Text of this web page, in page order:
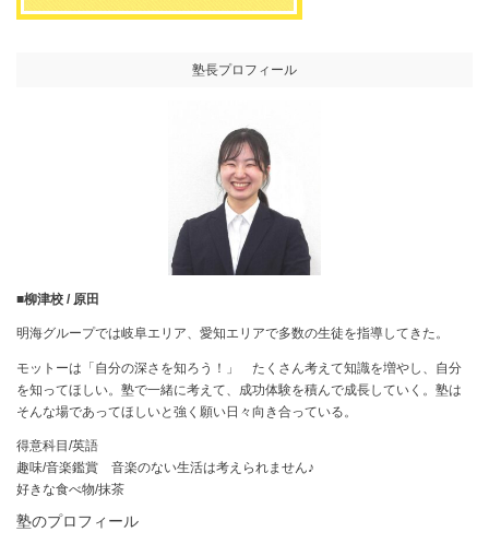
塾長プロフィール
■柳津校 / 原田
明海グループでは岐阜エリア、愛知エリアで多数の生徒を指導してきた。
モットーは「自分の深さを知ろう！」 たくさん考えて知識を増やし、自分
を知ってほしい。塾で一緒に考えて、成功体験を積んで成長していく。塾は
そんな場であってほしいと強く願い日々向き合っている。
得意科目/英語
趣味/音楽鑑賞 音楽のない生活は考えられません♪
好きな食べ物/抹茶
塾のプロフィール